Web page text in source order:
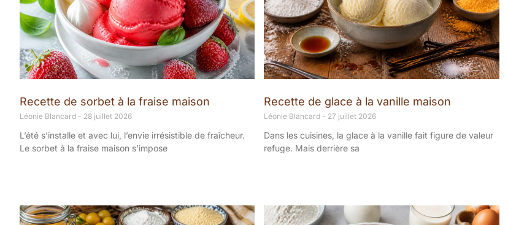
Recette de sorbet à la fraise maison
Léonie Blancard 28 juillet 2026
L’été s’installe et avec lui, l’envie irrésistible de fraîcheur.
Le sorbet à la fraise maison s’impose
Recette de glace à la vanille maison
Léonie Blancard 27 juillet 2026
Dans les cuisines, la glace à la vanille fait figure de valeur
refuge. Mais derrière sa